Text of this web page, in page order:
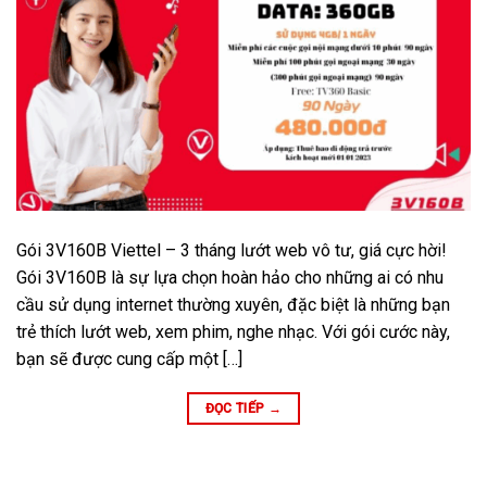
Gói 3V160B Viettel – 3 tháng lướt web vô tư, giá cực hời!
Gói 3V160B là sự lựa chọn hoàn hảo cho những ai có nhu
cầu sử dụng internet thường xuyên, đặc biệt là những bạn
trẻ thích lướt web, xem phim, nghe nhạc. Với gói cước này,
bạn sẽ được cung cấp một […]
ĐỌC TIẾP →